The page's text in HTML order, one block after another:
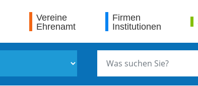
Vereine
Ehrenamt
Firmen
Institutionen